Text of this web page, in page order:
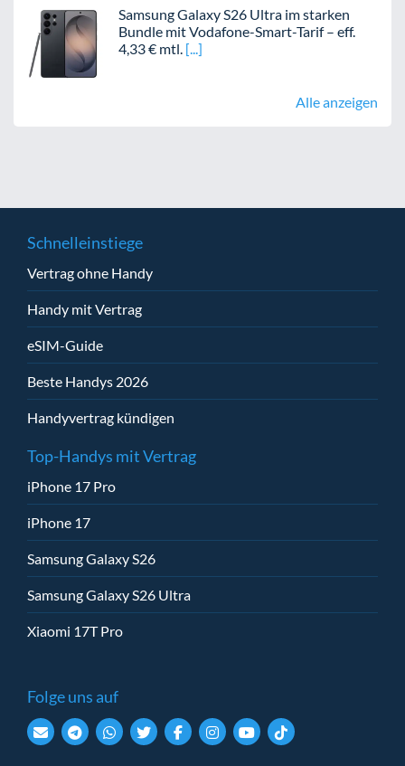
Samsung Galaxy S26 Ultra im starken
Bundle mit Vodafone-Smart-Tarif – eff.
4,33 € mtl.
Alle anzeigen
Schnelleinstiege
Vertrag ohne Handy
Handy mit Vertrag
eSIM-Guide
Beste Handys 2026
Handyvertrag kündigen
Top-Handys mit Vertrag
iPhone 17 Pro
iPhone 17
Samsung Galaxy S26
Samsung Galaxy S26 Ultra
Xiaomi 17T Pro
Folge uns auf